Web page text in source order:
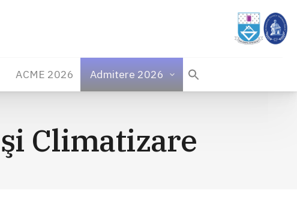
ACME 2026 Admitere 2026
Climatizare